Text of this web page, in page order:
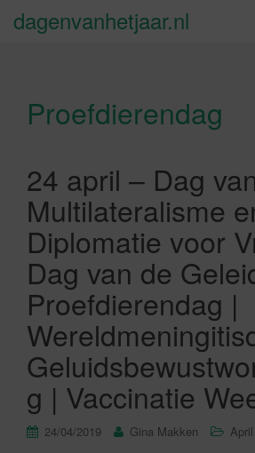
dagenvanhetjaar.nl
Proefdierendag
24 april – Dag
Multilateralisme
Diplomatie voor
Dag van de
Proefdierendag |
g | Vaccinatie
24/04/2019 Gina Makken April